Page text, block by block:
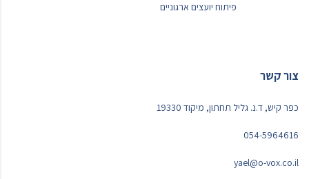
פיתוח יועצים ארגוניים
צור קשר
כפר קיש, ד.נ. גליל תחתון, מיקוד 19330
054-5964616
yael@o-vox.co.il